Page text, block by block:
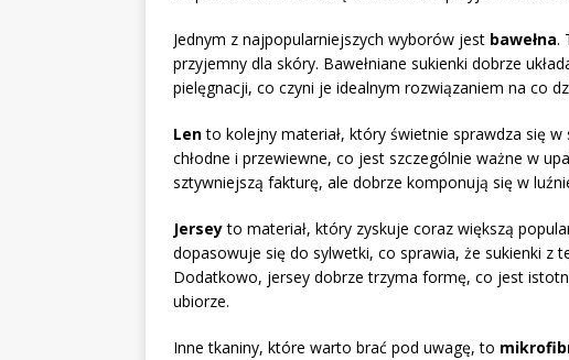
Jednym z najpopularniejszych wyborów jest bawełna.
przyjemny dla skóry. Bawełniane sukienki dobrze
pielęgnacji, co czyni je idealnym rozwiązaniem na co
Lento kolejny materiał, który świetnie sprawdza się w
chłodne i przewiewne, co jest szczególnie ważne w
sztywniejszą fakturę, ale dobrze komponują się w
Jerseyto materiał, który zyskuje coraz większą
dopasowuje się do sylwetki, co sprawia, że sukienki z
Dodatkowo, jersey dobrze trzyma formę, co jest
ubiorze.
Inne tkaniny, które warto brać pod uwagę, to